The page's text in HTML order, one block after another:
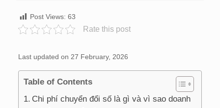
Post Views: 63
Rate this post
Last updated on 27 February, 2026
Table of Contents
Chi phí chuyển đổi số là gì và vì sao doanh